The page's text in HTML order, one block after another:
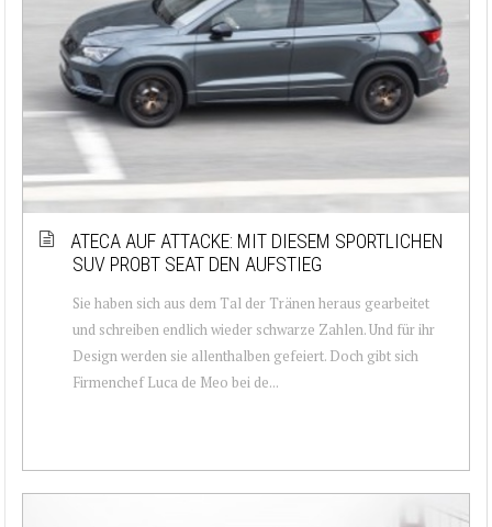
ATECA AUF ATTACKE: MIT DIESEM SPORTLICHEN
SUV PROBT SEAT DEN AUFSTIEG
Sie haben sich aus dem Tal der Tränen heraus gearbeitet
und schreiben endlich wieder schwarze Zahlen. Und für ihr
Design werden sie allenthalben gefeiert. Doch gibt sich
Firmenchef Luca de Meo bei de...